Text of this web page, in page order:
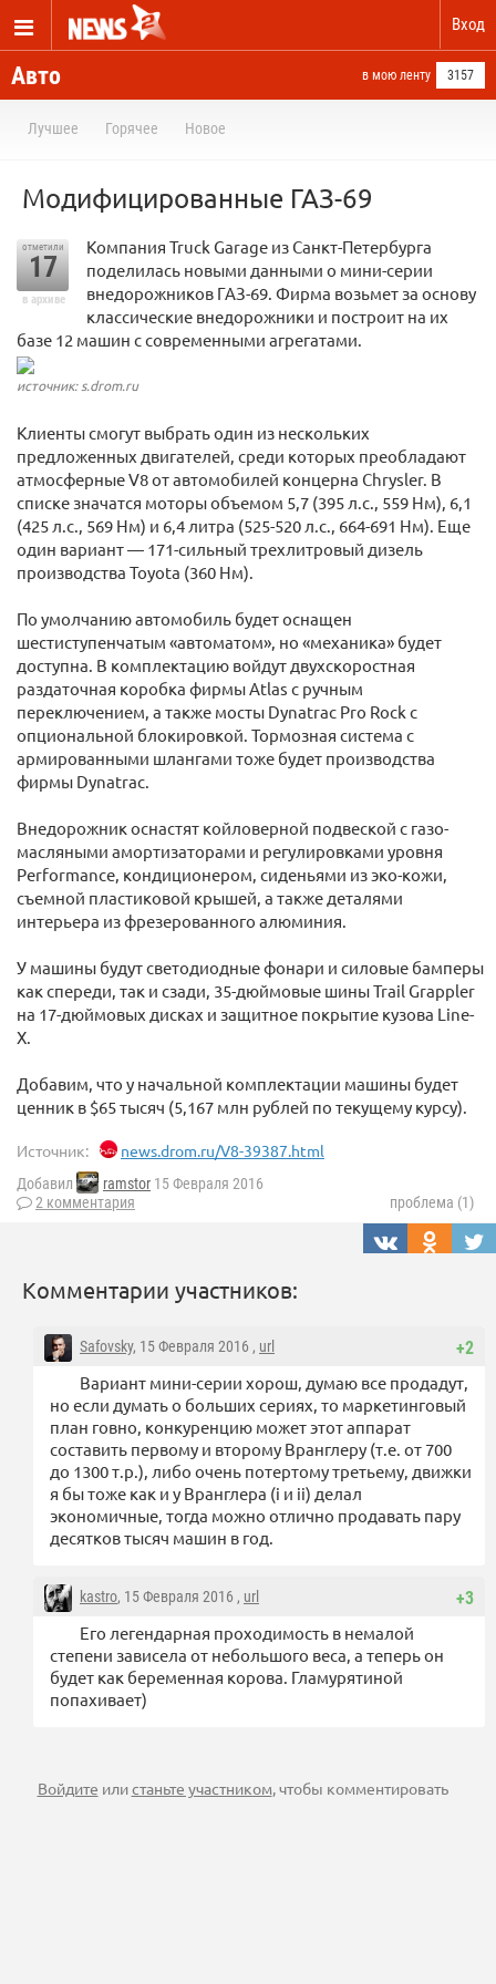
Вход
Авто в мою ленту 3157
Лучшее Горячее Новое
Модифицированные ГАЗ-69
отметили
17
в архиве
Компания Truck Garage из Санкт-Петербурга
поделилась новыми данными о мини-серии
внедорожников ГАЗ-69. Фирма возьмет за основу
классические внедорожники и построит на их
базе 12 машин с современными агрегатами.
источник: s.drom.ru
Клиенты смогут выбрать один из нескольких
предложенных двигателей, среди которых преобладают
атмосферные V8 от автомобилей концерна Chrysler. В
списке значатся моторы объемом 5,7 (395 л.с., 559 Нм), 6,1
(425 л.с., 569 Нм) и 6,4 литра (525-520 л.с., 664-691 Нм). Еще
один вариант — 171-сильный трехлитровый дизель
производства Toyota (360 Нм).
По умолчанию автомобиль будет оснащен
шестиступенчатым «автоматом», но «механика» будет
доступна. В комплектацию войдут двухскоростная
раздаточная коробка фирмы Atlas с ручным
переключением, а также мосты Dynatrac Pro Rock с
опциональной блокировкой. Тормозная система с
армированными шлангами тоже будет производства
фирмы Dynatrac.
Внедорожник оснастят койловерной подвеской с газо-
масляными амортизаторами и регулировками уровня
Performance, кондиционером, сиденьями из эко-кожи,
съемной пластиковой крышей, а также деталями
интерьера из фрезерованного алюминия.
У машины будут светодиодные фонари и силовые бамперы
как спереди, так и сзади, 35-дюймовые шины Trail Grappler
на 17-дюймовых дисках и защитное покрытие кузова Line-
X.
Добавим, что у начальной комплектации машины будет
ценник в $65 тысяч (5,167 млн рублей по текущему курсу).
Источник: news.drom.ru/V8-39387.html
Добавил ramstor 15 Февраля 2016
2 комментария
проблема (1)
Комментарии участников:
+2
Safovsky, 15 Февраля 2016 , url
Вариант мини-серии хорош, думаю все продадут,
но если думать о больших сериях, то маркетинговый
план говно, конкуренцию может этот аппарат
составить первому и второму Вранглеру (т.е. от 700
до 1300 т.р.), либо очень потертому третьему, движки
я бы тоже как и у Вранглера (i и ii) делал
экономичные, тогда можно отлично продавать пару
десятков тысяч машин в год.
+3
kastro, 15 Февраля 2016 , url
Его легендарная проходимость в немалой
степени зависела от небольшого веса, а теперь он
будет как беременная корова. Гламурятиной
попахивает)
Войдите илистаньте участником, чтобы комментировать